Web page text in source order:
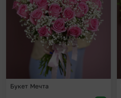
Букет Мечта